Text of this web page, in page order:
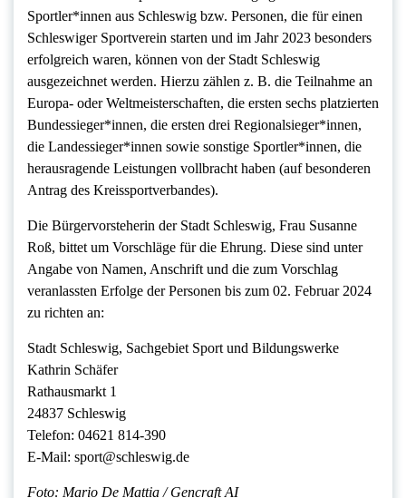
Sportler*innen aus Schleswig bzw. Personen, die für einen
Schleswiger Sportverein starten und im Jahr 2023 besonders
erfolgreich waren, können von der Stadt Schleswig
ausgezeichnet werden. Hierzu zählen z. B. die Teilnahme an
Europa- oder Weltmeisterschaften, die ersten sechs platzierten
Bundessieger*innen, die ersten drei Regionalsieger*innen,
die Landessieger*innen sowie sonstige Sportler*innen, die
herausragende Leistungen vollbracht haben (auf besonderen
Antrag des Kreissportverbandes).
Die Bürgervorsteherin der Stadt Schleswig, Frau Susanne
Roß, bittet um Vorschläge für die Ehrung. Diese sind unter
Angabe von Namen, Anschrift und die zum Vorschlag
veranlassten Erfolge der Personen bis zum 02. Februar 2024
zu richten an:
Stadt Schleswig, Sachgebiet Sport und Bildungswerke
Kathrin Schäfer
Rathausmarkt 1
24837 Schleswig
Telefon: 04621 814-390
E-Mail: sport@schleswig.de
Foto: Mario De Mattia / Gencraft AI